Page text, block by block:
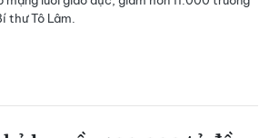
thư Tô Lâm.